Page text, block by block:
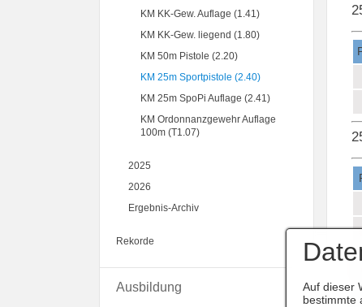
KM KK-Gew. Auflage (1.41)
KM KK-Gew. liegend (1.80)
KM 50m Pistole (2.20)
KM 25m Sportpistole (2.40)
KM 25m SpoPi Auflage (2.41)
KM Ordonnanzgewehr Auflage
100m (T1.07)
2025
2026
Ergebnis-Archiv
Rekorde
Ausbildung
Auf dieser
bestimmte